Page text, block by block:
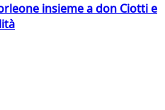
insieme a don Ciotti e